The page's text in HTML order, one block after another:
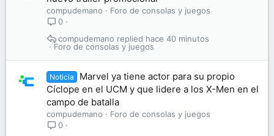
compudemano
Foro de consolas y juegos
0
Foro de consolas y juegos
hace 40 minutos
compudemano
Noticia
Marvel ya tiene actor para su propio
Cíclope en el UCM y que lidere a los X-Men en el
campo de batalla
compudemano
Foro de consolas y juegos
0